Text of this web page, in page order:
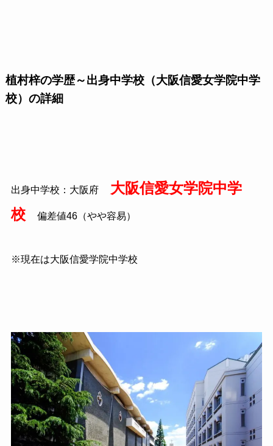
植村梓の学歴～出身中学校（大阪信愛女学院中学
校）の詳細
出身中学校：大阪府
大阪信愛女学院中学
校
偏差値46（やや容易）
※現在は大阪信愛学院中学校